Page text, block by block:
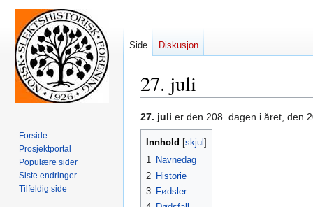
27. juli
Hopp
til
navigering
Hopp
til
søk
27. juli er den 208. dagen i året, den
Innhold
1 Navnedag
2 Historie
3 Fødsler
Side Diskusjon
Forside
Prosjektportal
Populære sider
Siste endringer
Tilfeldig side